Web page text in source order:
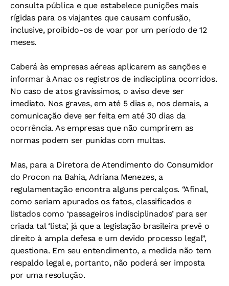
consulta pública e que estabelece punições mais
rígidas para os viajantes que causam confusão,
inclusive, proibido-os de voar por um período de 12
meses.
Caberá às empresas aéreas aplicarem as sanções e
informar à Anac os registros de indisciplina ocorridos.
No caso de atos gravíssimos, o aviso deve ser
imediato. Nos graves, em até 5 dias e, nos demais, a
comunicação deve ser feita em até 30 dias da
ocorrência. As empresas que não cumprirem as
normas podem ser punidas com multas.
Mas, para a Diretora de Atendimento do Consumidor
do Procon na Bahia, Adriana Menezes, a
regulamentação encontra alguns percalços. “Afinal,
como seriam apurados os fatos, classificados e
listados como ‘passageiros indisciplinados’ para ser
criada tal ‘lista’, já que a legislação brasileira prevê o
direito à ampla defesa e um devido processo legal”,
questiona. Em seu entendimento, a medida não tem
respaldo legal e, portanto, não poderá ser imposta
por uma resolução.